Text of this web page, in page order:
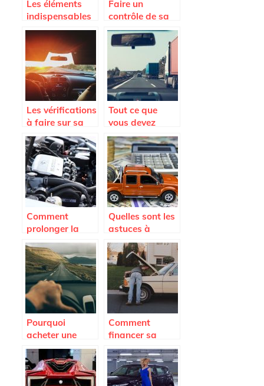
Les éléments
indispensables
pour ses
voyages en
famille
Faire un
contrôle de sa
voiture pour
rouler en toute
sécurité
Les vérifications
à faire sur sa
voiture pour un
long trajet.
Tout ce que
vous devez
savoir avant
l’achat d’un
pare-brise de
voiture
Comment
prolonger la
duree de vie de
son vehicule a
cout reduit ?
Quelles sont les
astuces à
connaître pour
payer le moins
cher possible
son assurance
auto ?
Pourquoi
acheter une
voiture
d’occasion ?
Comment
financer sa
flotte
automobile
pour son